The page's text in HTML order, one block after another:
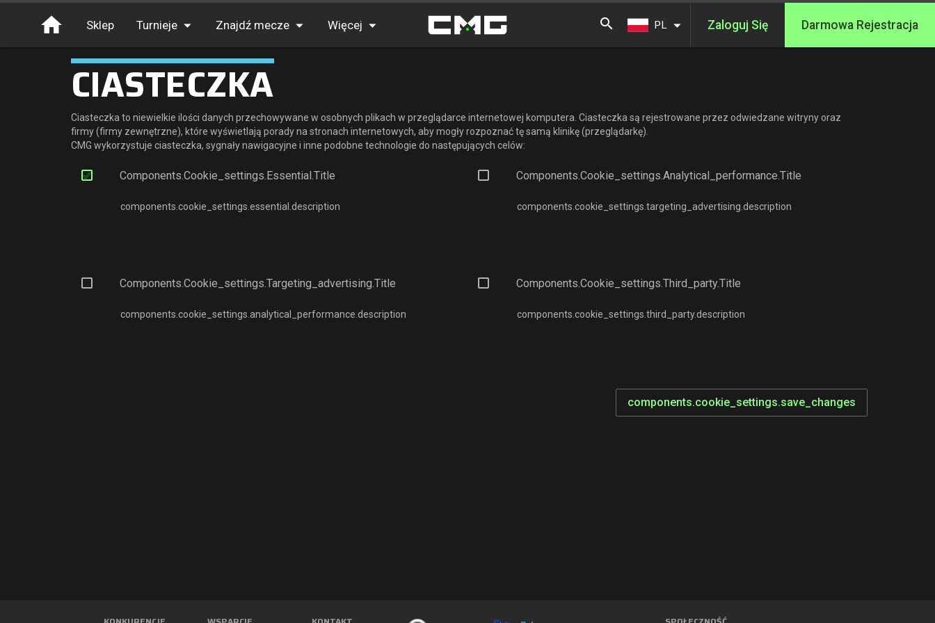
Sklep Turnieje
Turnieje
Darmowe wejście
Elita
Throwbacks
Switcharoo
Znajdź mecze
Pieniądze
XP
Więcej
Znajdź graczy
Aktualności
PL Zaloguj Się Darmowa Rejestracja
CIASTECZKA
Ciasteczka to niewielkie ilości danych przechowywane w osobnych plikach w przeglądarce internetowej komputera. Ciasteczka są rejestrowane przez odwiedzane witryny oraz
firmy (firmy zewnętrzne), które wyświetlają porady na stronach internetowych, aby mogły rozpoznać tę samą klinikę (przeglądarkę).
CMG wykorzystuje ciasteczka, sygnały nawigacyjne i inne podobne technologie do następujących celów:
Components.cookie_settings.essential.title
components.cookie_settings.essential.description
Components.cookie_settings.analytical_performance.title
components.cookie_settings.targeting_advertising.description
Components.cookie_settings.targeting_advertising.title
components.cookie_settings.analytical_performance.description
Components.cookie_settings.third_party.title
components.cookie_settings.third_party.description
components.cookie_settings.save_changes